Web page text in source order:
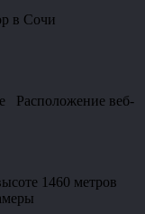
в Сочи
Расположение веб-
1460 метров